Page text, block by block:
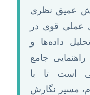
عمیق نظری
عملی قوی در
داده‌ها و
جامع
است تا با
مسیر نگارش